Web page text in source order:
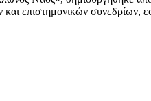
επιστημονικών συνεδρίων,